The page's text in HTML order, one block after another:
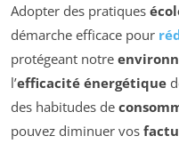
Adopter des pratiques
démarche efficace pour
protégeant notre
l’efficacité énergétique
des habitudes de
pouvez diminuer vos